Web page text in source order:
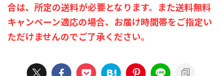
合は、所定の送料が必要となります。また送料無料
キャンペーン適応の場合、お届け時間帯をご指定い
ただけませんのでご了承ください。